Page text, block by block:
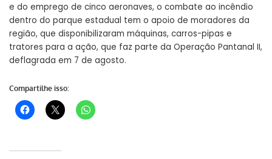
e do emprego de cinco aeronaves, o combate ao incêndio
dentro do parque estadual tem o apoio de moradores da
região, que disponibilizaram máquinas, carros-pipas e
tratores para a ação, que faz parte da Operação Pantanal II,
deflagrada em 7 de agosto.
Compartilhe isso: